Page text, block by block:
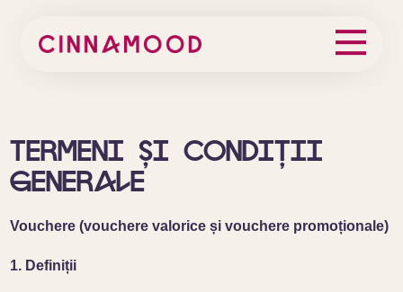
Termeni și condiții
generale
Vouchere (vouchere valorice și vouchere promoționale)
1. Definiții